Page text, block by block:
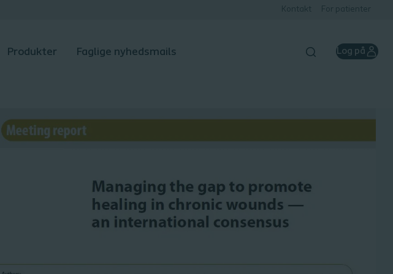
Kontakt For patienter
Produkter Faglige nyhedsmails Log på